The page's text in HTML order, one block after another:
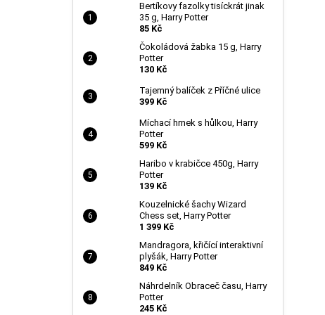
Bertíkovy fazolky tisíckrát jinak
35 g, Harry Potter
85 Kč
Čokoládová žabka 15 g, Harry
Potter
130 Kč
Tajemný balíček z Příčné ulice
399 Kč
Míchací hrnek s hůlkou, Harry
Potter
599 Kč
Haribo v krabičce 450g, Harry
Potter
139 Kč
Kouzelnické šachy Wizard
Chess set, Harry Potter
1 399 Kč
Mandragora, křičící interaktivní
plyšák, Harry Potter
849 Kč
Náhrdelník Obraceč času, Harry
Potter
245 Kč